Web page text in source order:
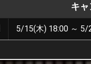
キ
5/15(木) 18:00 ～ 5/